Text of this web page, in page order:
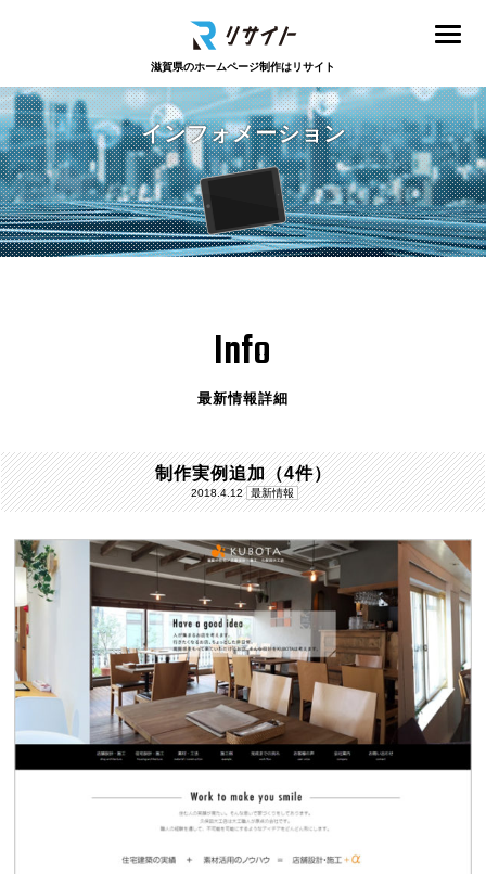
滋賀県のホームページ制作はリサイト
インフォメーション
Info
最新情報詳細
制作実例追加（4件）
2018.4.12 最新情報